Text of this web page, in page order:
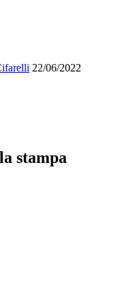
22/06/2022
stampa